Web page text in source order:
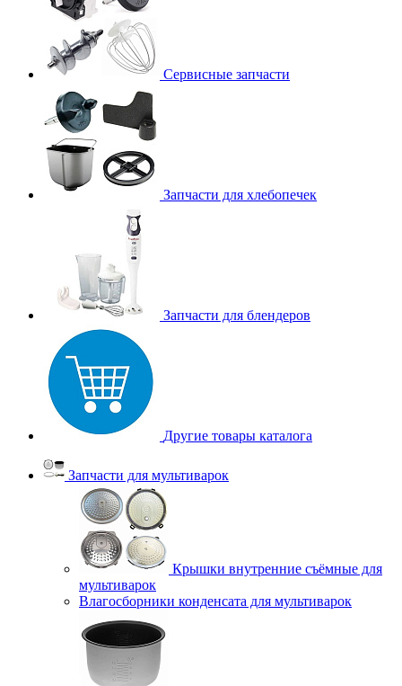
Сервисные запчасти
Запчасти для хлебопечек
Запчасти для блендеров
Другие товары каталога
Запчасти для мультиварок
Крышки внутренние съёмные для
мультиварок
Влагосборники конденсата для мультиварок